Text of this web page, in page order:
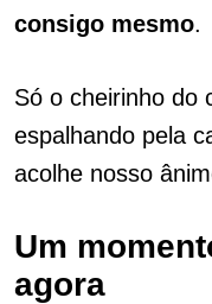
consigo mesmo.
Só o cheirinho do
espalhando pela
acolhe nosso
Um
agora